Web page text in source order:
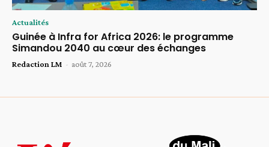
Actualités
Guinée à Infra for Africa 2026: le programme
Simandou 2040 au cœur des échanges
Redaction LM - août 7, 2026